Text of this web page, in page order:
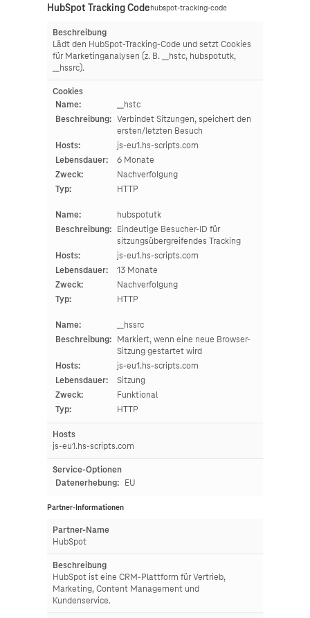
HubSpot Tracking Codehubspot-tracking-code
Beschreibung
Lädt den HubSpot-Tracking-Code und setzt Cookies
für Marketinganalysen (z. B. __hstc, hubspotutk,
__hssrc).
Cookies
Name:
__hstc
Beschreibung: Verbindet Sitzungen, speichert den
ersten/letzten Besuch
Hosts:
js-eu1.hs-scripts.com
Lebensdauer:
6 Monate
Zweck:
Nachverfolgung
Typ:
HTTP
Name:
hubspotutk
Beschreibung: Eindeutige Besucher-ID für
sitzungsübergreifendes Tracking
Hosts:
js-eu1.hs-scripts.com
Lebensdauer:
13 Monate
Zweck:
Nachverfolgung
Typ:
HTTP
Name:
__hssrc
Beschreibung: Markiert, wenn eine neue Browser-
Sitzung gestartet wird
Hosts:
js-eu1.hs-scripts.com
Lebensdauer:
Sitzung
Zweck:
Funktional
Typ:
HTTP
Hosts
js-eu1.hs-scripts.com
Service-Optionen
Datenerhebung: EU
Partner-Informationen
Partner-Name
HubSpot
Beschreibung
HubSpot ist eine CRM-Plattform für Vertrieb,
Marketing, Content Management und
Kundenservice.